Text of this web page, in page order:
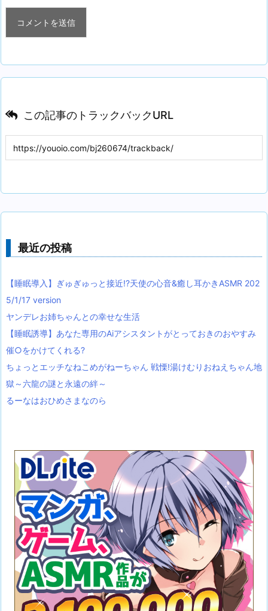
この記事のトラックバックURL
最近の投稿
【睡眠導入】ぎゅぎゅっと接近!?天使の心音&癒し耳かきASMR 202
5/1/17 version
ヤンデレお姉ちゃんとの幸せな生活
【睡眠誘導】あなた専用のAiアシスタントがとっておきのおやすみ
催○をかけてくれる?
ちょっとエッチなねこめがねーちゃん 戦慄!湯けむりおねえちゃん地
獄～六龍の謎と永遠の絆～
るーなはおひめさまなのら